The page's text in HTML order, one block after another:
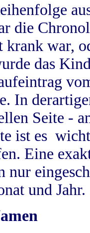
die
krank war,
das
In
Seite -
ist es
Eine
nur
und Jahr.